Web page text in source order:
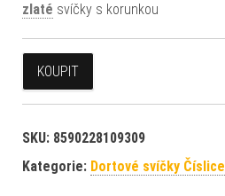
zlaté svíčky s korunkou
KOUPIT
SKU: 8590228109309
Kategorie: Dortové svíčky Číslice